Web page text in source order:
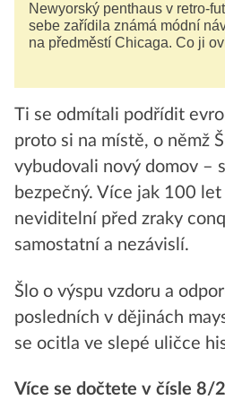
Newyorský penthaus v retro-
sebe zařídila známá módní
na předměstí Chicaga. Co ji
vypadá její domov právě
Ti se odmítali podřídit
proto si na místě, o němž
vybudovali nový domov –
bezpečný. Více jak 100
neviditelní před zraky
samostatní a nezávislí.
Šlo o výspu vzdoru a
posledních v dějinách
se ocitla ve slepé uličce
Více se dočtete v čísle 8/